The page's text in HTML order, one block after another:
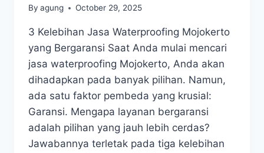
By agung October 29, 2025
3 Kelebihan Jasa Waterproofing Mojokerto
yang Bergaransi Saat Anda mulai mencari
jasa waterproofing Mojokerto, Anda akan
dihadapkan pada banyak pilihan. Namun,
ada satu faktor pembeda yang krusial:
Garansi. Mengapa layanan bergaransi
adalah pilihan yang jauh lebih cerdas?
Jawabannya terletak pada tiga kelebihan